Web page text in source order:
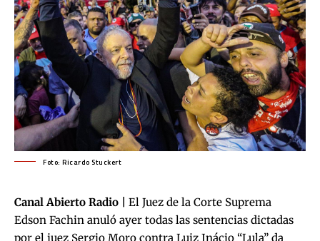
Foto: Ricardo Stuckert
Canal Abierto Radio |
El Juez de la Corte Suprema
Edson Fachin anuló ayer todas las sentencias dictadas
por el juez Sergio Moro contra Luiz Inácio “Lula” da